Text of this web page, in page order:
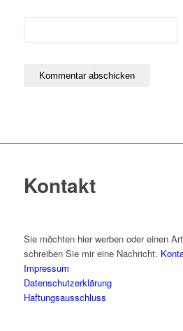
Kontakt
Sie möchten hier werben oder einen
schreiben Sie mir eine Nachricht.
Impressum
Datenschutzerklärung
Haftungsausschluss